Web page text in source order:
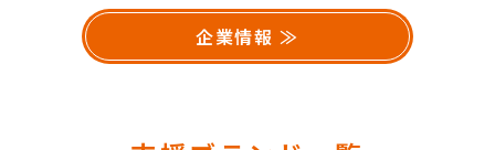
企業情報 ≫